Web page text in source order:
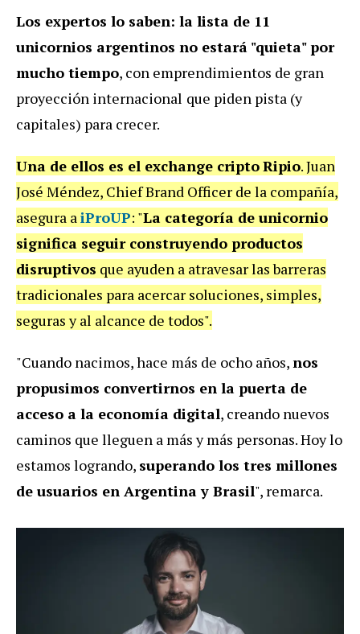
Los expertos lo saben: la lista de 11
unicornios argentinos no estará "quieta" por
mucho tiempo, con emprendimientos de gran
proyección internacional que piden pista (y
capitales) para crecer.
Una de ellos es el exchange criptoRipio. Juan
José Méndez, Chief Brand Officer de la compañía,
asegura aiProUP: "La categoría de unicornio
significa seguir construyendo productos
disruptivos que ayuden a atravesar las barreras
tradicionales para acercar soluciones, simples,
seguras y al alcance de todos".
"Cuando nacimos, hace más de ocho años,nos
propusimos convertirnos en la puerta de
acceso a la economía digital, creando nuevos
caminos que lleguen a más y más personas. Hoy lo
estamos logrando, superando los tres millones
de usuarios en Argentina y Brasil", remarca.